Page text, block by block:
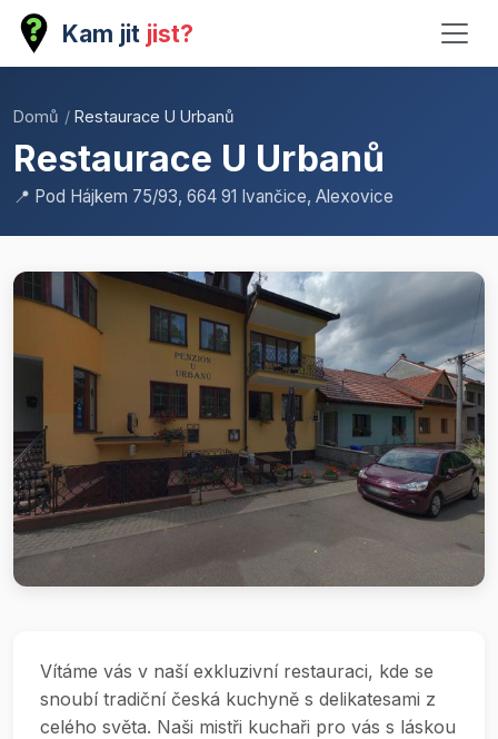
Kam jit jist?
Domů / Restaurace U Urbanů
Restaurace U Urbanů
📍 Pod Hájkem 75/93, 664 91 Ivančice, Alexovice
Vítáme vás v naší exkluzivní restauraci, kde se
snoubí tradiční česká kuchyně s delikatesami z
celého světa. Naši mistři kuchaři pro vás s láskou